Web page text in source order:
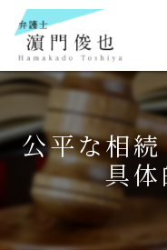
公平な相
具